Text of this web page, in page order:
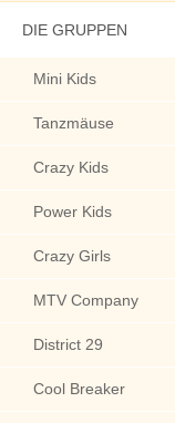
DIE GRUPPEN
Mini Kids
Tanzmäuse
Crazy Kids
Power Kids
Crazy Girls
MTV Company
District 29
Cool Breaker